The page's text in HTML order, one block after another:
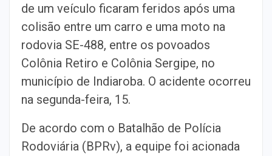
de um veículo ficaram feridos após uma
colisão entre um carro e uma moto na
rodovia SE-488, entre os povoados
Colônia Retiro e Colônia Sergipe, no
município de Indiaroba. O acidente ocorreu
na segunda-feira, 15.
De acordo com o Batalhão de Polícia
Rodoviária (BPRv), a equipe foi acionada